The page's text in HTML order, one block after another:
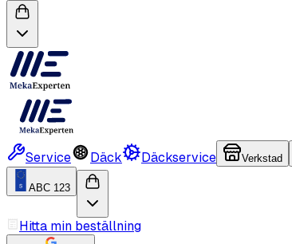
Service Däck Däckservice Verkstad
ABC 123
Hitta min beställning